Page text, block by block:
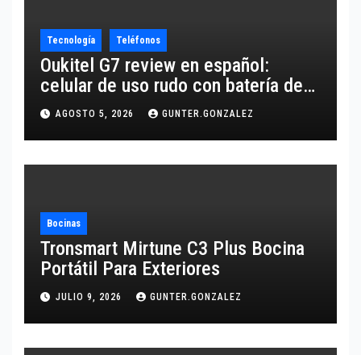
Tecnología Teléfonos
Oukitel G7 review en español:
celular de uso rudo con batería de
10,600 mAh
AGOSTO 5, 2026 GUNTER.GONZALEZ
Bocinas
Tronsmart Mirtune C3 Plus Bocina
Portátil Para Exteriores
JULIO 9, 2026 GUNTER.GONZALEZ